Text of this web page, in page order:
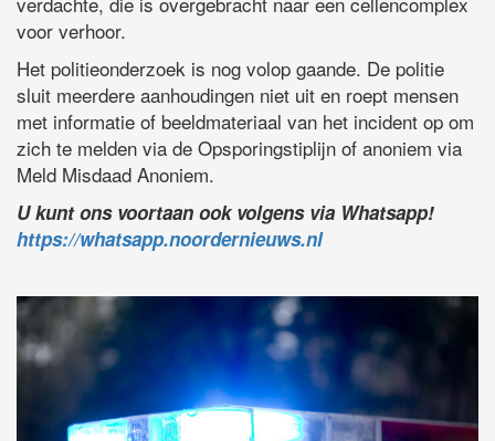
voor verhoor.
Het politieonderzoek is nog volop gaande. De politie
sluit meerdere aanhoudingen niet uit en roept mensen
met informatie of beeldmateriaal van het incident op om
zich te melden via de Opsporingstiplijn of anoniem via
Meld Misdaad Anoniem.
U kunt ons voortaan ook volgens via Whatsapp!
https://whatsapp.noordernieuws.nl